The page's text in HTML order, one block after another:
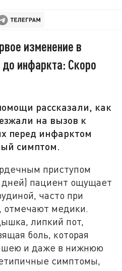
изменение в
инфаркта: Скоро
рассказали, как
на вызов к
перед инфарктом
симптом.
приступом
дней) пациент ощущает
часто при
отмечают медики.
липкий пот,
боль, которая
шею и даже в нижнюю
симптомы,